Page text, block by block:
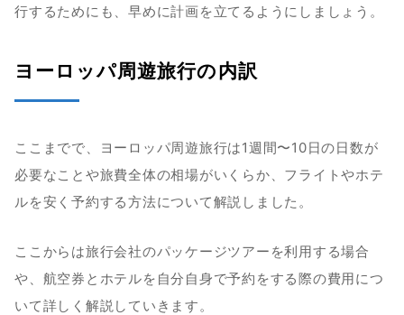
行するためにも、早めに計画を立てるようにしましょう。
ヨーロッパ周遊旅行の内訳
ここまでで、ヨーロッパ周遊旅行は1週間〜10日の日数が
必要なことや旅費全体の相場がいくらか、フライトやホテ
ルを安く予約する方法について解説しました。
ここからは旅行会社のパッケージツアーを利用する場合
や、航空券とホテルを自分自身で予約をする際の費用につ
いて詳しく解説していきます。